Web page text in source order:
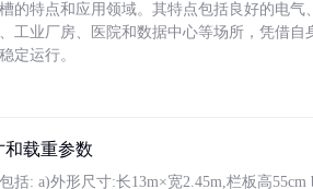
的特点和应用领域。其特点包括良好的电气
工业厂房、医院和数据中心等场所，凭借自
定运行。
和载重参数
括: a)外形尺寸:长13m×宽2.45m,栏板高